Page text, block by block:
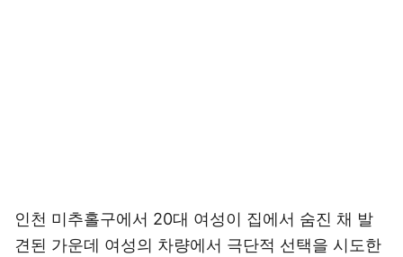
인천 미추홀구에서 20대 여성이 집에서 숨진 채 발
견된 가운데 여성의 차량에서 극단적 선택을 시도한